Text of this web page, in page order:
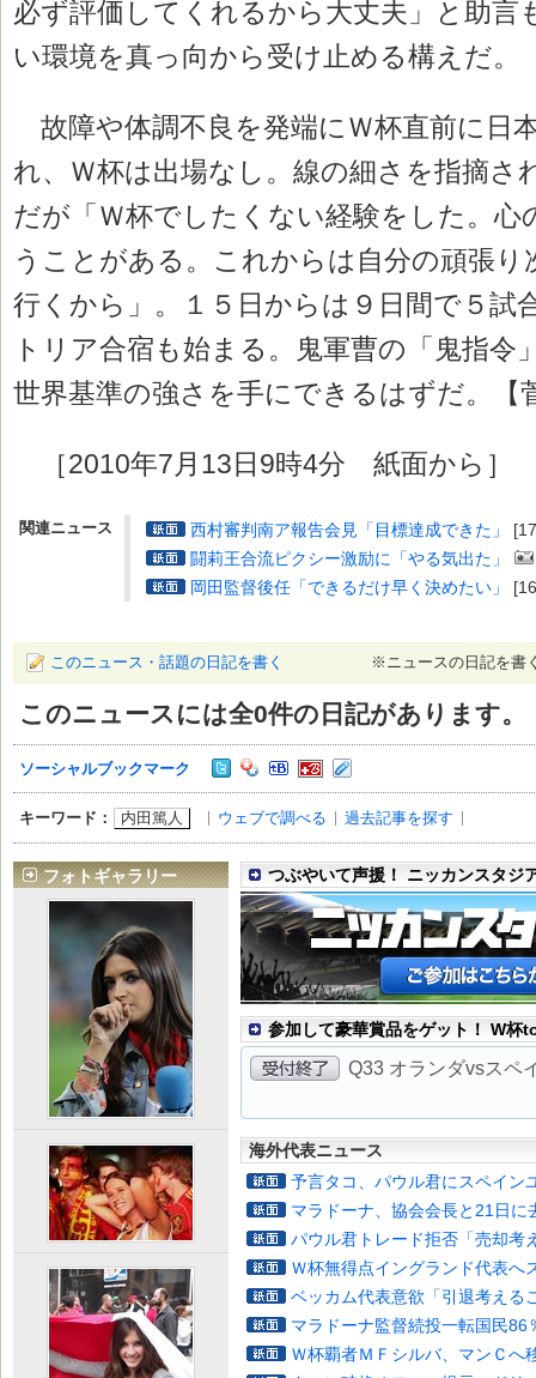
必ず評価してくれるから大丈夫」と助言
い環境を真っ向から受け止める構えだ。
故障や体調不良を発端にＷ杯直前に日
れ、Ｗ杯は出場なし。線の細さを指摘さ
だが「Ｗ杯でしたくない経験をした。心
うことがある。これからは自分の頑張り
行くから」。１５日からは９日間で５試
トリア合宿も始まる。鬼軍曹の「鬼指令
世界基準の強さを手にできるはずだ。【
［2010年7月13日9時4分 紙面から］
関連ニュース 西村審判南ア報告会見「目標達成できた」
闘莉王合流ピクシー激励に「やる気出た」
岡田監督後任「できるだけ早く決めたい」
このニュース・話題の日記を書く ※ニュースの日記を書
このニュースには全0件の日記があります。
ソーシャルブックマーク
キーワード： 内田篤人 ウェブで調べる 過去記事を探す
つぶやいて声援！ ニッカンスタジ
参加して豪華賞品をゲット！ W杯
Q33 オランダvsスペ
海外代表ニュース
予言タコ、パウル君にスペイン
マラドーナ、協会会長と21日に
パウル君トレード拒否「売却考
Ｗ杯無得点イングランド代表へ
ベッカム代表意欲「引退考える
マラドーナ監督続投一転国民86
Ｗ杯覇者ＭＦシルバ、マンＣへ
フォトギャラリー